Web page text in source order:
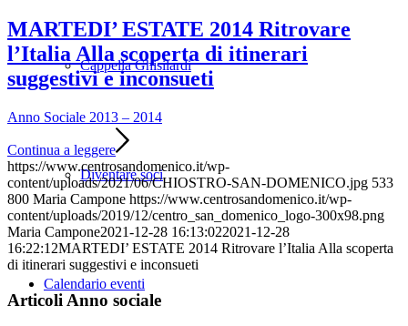
Cappella Ghisilardi
Diventare soci
Calendario eventi
MARTEDI’ ESTATE 2014 Ritrovare
l’Italia Alla scoperta di itinerari
suggestivi e inconsueti
Anno Sociale 2013 – 2014
Continua a leggere
https://www.centrosandomenico.it/wp-
content/uploads/2021/06/CHIOSTRO-SAN-DOMENICO.jpg 533
800 Maria Campone https://www.centrosandomenico.it/wp-
content/uploads/2019/12/centro_san_domenico_logo-300x98.png
Maria Campone2021-12-28 16:13:022021-12-28
16:22:12MARTEDI’ ESTATE 2014 Ritrovare l’Italia Alla scoperta
di itinerari suggestivi e inconsueti
Articoli Anno sociale